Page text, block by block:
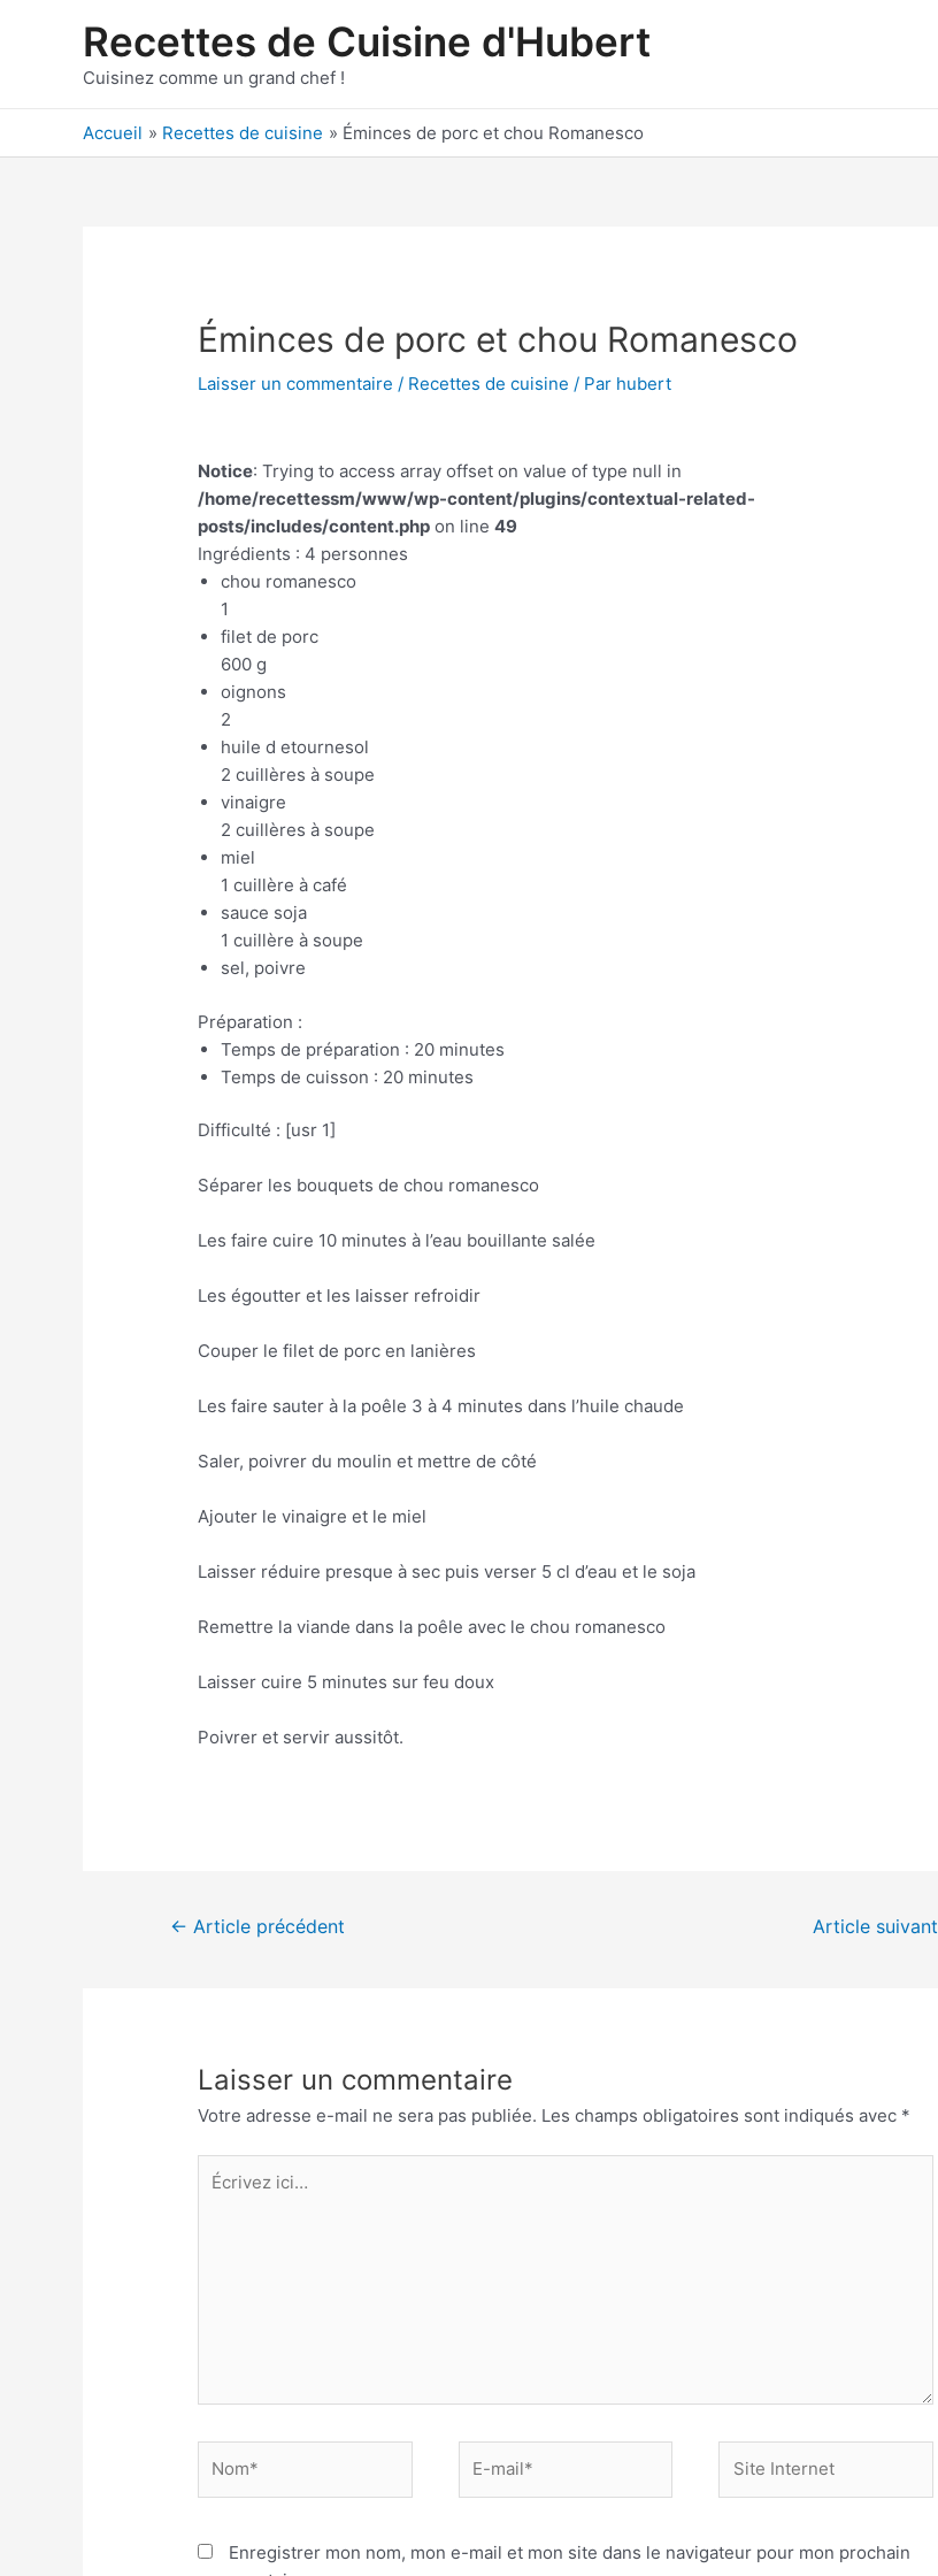
Recettes de Cuisine d'Hubert
Cuisinez comme un grand chef !
Accueil Recettes de cuisine Éminces de porc et chou Romanesco
Éminces de porc et chou Romanesco
Laisser un commentaire / Recettes de cuisine / Par hubert
Notice: Trying to access array offset on value of type null in
/home/recettessm/www/wp-content/plugins/contextual-related-
posts/includes/content.php on line49
Ingrédients : 4 personnes
chou romanesco
1
filet de porc
600 g
oignons
2
huile d etournesol
2 cuillères à soupe
vinaigre
2 cuillères à soupe
miel
1 cuillère à café
sauce soja
1 cuillère à soupe
sel, poivre
Préparation :
Temps de préparation : 20 minutes
Temps de cuisson : 20 minutes
Difficulté : [usr 1]
Séparer les bouquets de chou romanesco
Les faire cuire 10 minutes à l’eau bouillante salée
Les égoutter et les laisser refroidir
Couper le filet de porc en lanières
Les faire sauter à la poêle 3 à 4 minutes dans l’huile chaude
Saler, poivrer du moulin et mettre de côté
Ajouter le vinaigre et le miel
Laisser réduire presque à sec puis verser 5 cl d’eau et le soja
Remettre la viande dans la poêle avec le chou romanesco
Laisser cuire 5 minutes sur feu doux
Poivrer et servir aussitôt.
Navigation
← Article précédent Article suivant
Laisser un commentaire
Votre adresse e-mail ne sera pas publiée. Les champs obligatoires sont indiqués avec *
Écrivez
ici…
mail*
Internet
Enregistrer mon nom, mon e-mail et mon site dans le navigateur pour mon prochain